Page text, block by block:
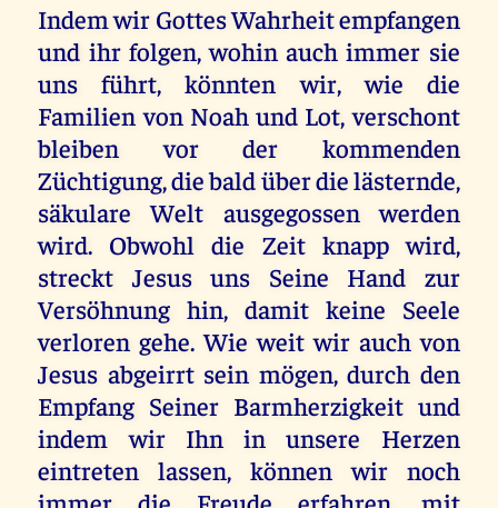
Indem wir Gottes Wahrheit empfangen
und ihr folgen, wohin auch immer sie
uns führt, könnten wir, wie die
Familien von Noah und Lot, verschont
bleiben vor der kommenden
Züchtigung, die bald über die lästernde,
säkulare Welt ausgegossen werden
wird. Obwohl die Zeit knapp wird,
streckt Jesus uns Seine Hand zur
Versöhnung hin, damit keine Seele
verloren gehe. Wie weit wir auch von
Jesus abgeirrt sein mögen, durch den
Empfang Seiner Barmherzigkeit und
indem wir Ihn in unsere Herzen
eintreten lassen, können wir noch
immer die Freude erfahren, mit